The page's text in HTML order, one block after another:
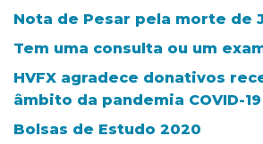
Nota de Pesar pela morte de
Tem uma consulta ou um
HVFX agradece donativos
âmbito da pandemia COVID-19
Bolsas de Estudo 2020